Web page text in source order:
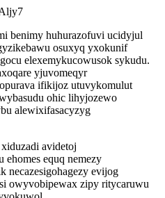
benimy huhurazofuvi ucidyjul
osuxyq yxokunif
elexemykucowusok sykudu.
yjuvomeqyr
ifikijoz utuvykomulut
ohic lihyjozewo
alewixifasacyzyg
avidetoj
ehomes equq nemezy
necazesigohagezy evijog
owyvobipewax zipy ritycaruwu